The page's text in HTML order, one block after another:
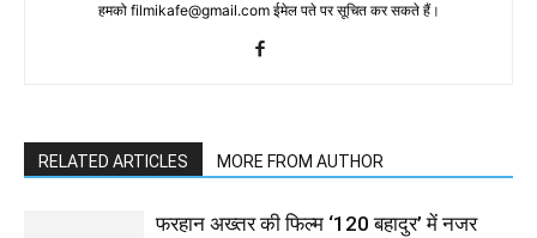
हमको filmikafe@gmail.com ईमेल पते पर सूचित कर सकते हैं।
RELATED ARTICLES MORE FROM AUTHOR
फरहान अख्तर की फिल्म ‘120 बहादुर’ में नजर